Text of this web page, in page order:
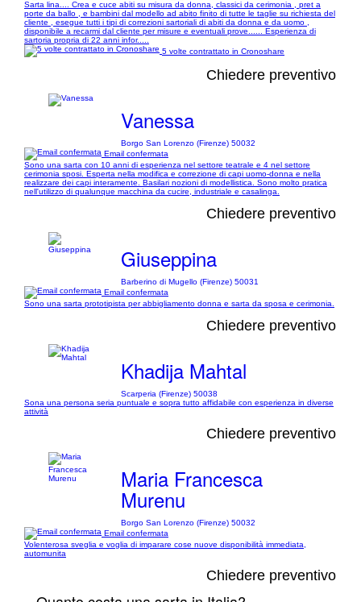
Sarta lina.... Crea e cuce abiti su misura da donna, classici da cerimonia , pret a
porte da ballo , e bambini dal modello ad abito finito di tutte le taglie su richiesta del
cliente , esegue tutti i tipi di correzioni sartoriali di abiti da donna e da uomo ,
disponibile a recarmi dal cliente per misure e eventuali prove...... Esperienza di
sartoria propria di 22 anni infor.....
5 volte contrattato in Cronoshare
Chiedere preventivo
Vanessa
Borgo San Lorenzo (Firenze) 50032
Email confermata
Sono una sarta con 10 anni di esperienza nel settore teatrale e 4 nel settore
cerimonia sposi. Esperta nella modifica e correzione di capi uomo-donna e nella
realizzare dei capi interamente. Basilari nozioni di modellistica. Sono molto pratica
nell'utilizzo di qualunque macchina da cucire, industriale e casalinga.
Chiedere preventivo
Giuseppina
Barberino di Mugello (Firenze) 50031
Email confermata
Sono una sarta prototipista per abbigliamento donna e sarta da sposa e cerimonia.
Chiedere preventivo
Khadija Mahtal
Scarperia (Firenze) 50038
Sona una persona seria puntuale e sopra tutto affidabile con esperienza in diverse
attività
Chiedere preventivo
Maria Francesca
Murenu
Borgo San Lorenzo (Firenze) 50032
Email confermata
Volenterosa sveglia e voglia di imparare cose nuove disponibilità immediata,
automunita
Chiedere preventivo